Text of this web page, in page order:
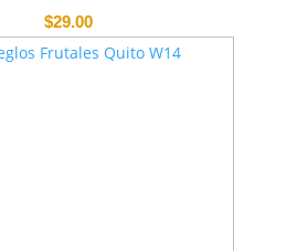
$29.00